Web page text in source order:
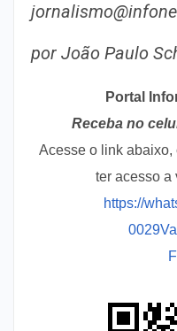
por João Paulo
Portal
Receba no
Acesse o link
ter acesso a
https://